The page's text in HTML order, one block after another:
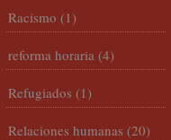
Racismo (1)
reforma horaria (4)
Refugiados (1)
Relaciones humanas (20)